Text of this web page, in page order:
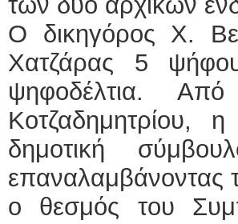
Ο δικηγόρος Χ.
Χατζάρας 5
ψηφοδέλτια.
Κοτζαδημητρίου,
δημοτική
επαναλαμβάνοντας
ο θεσμός του